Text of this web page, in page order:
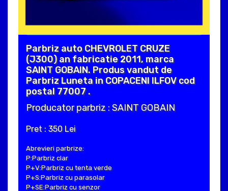
Parbriz auto CHEVROLET CRUZE
(J300) an fabricatie 2011, marca
SAINT GOBAIN. Produs vandut de
Parbriz Luneta in COPACENI ILFOV cod
postal 77007 .
Producator parbriz : SAINT GOBAIN
Pret : 350 Lei
Abrevieri parbrize:
P:Parbriz clar
P+V:Parbriz cu tenta verde
P+S:Parbriz cu parasolar
P+SE:Parbriz cu senzor